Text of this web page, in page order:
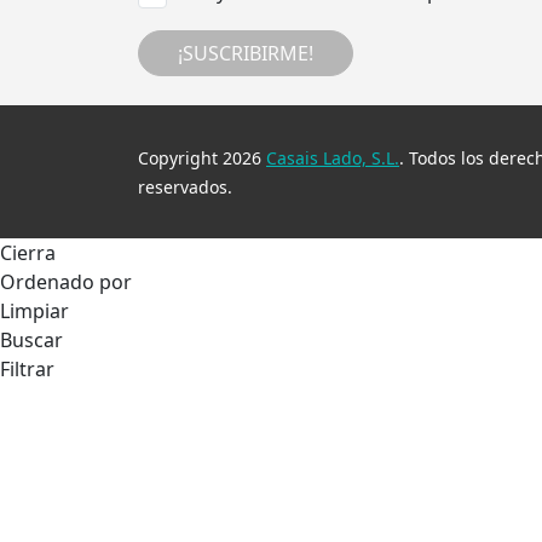
¡SUSCRIBIRME!
Copyright 2026 Casais Lado, S.L.. Todos los
reservados.
Cierra
Ordenado por
Limpiar
Buscar
Filtrar